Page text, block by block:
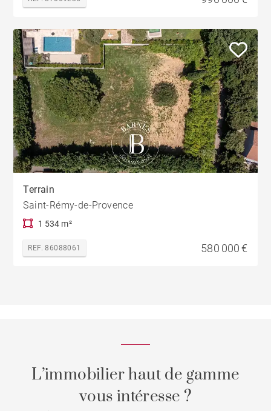
Terrain
Saint-Rémy-de-Provence
1 534 m²
REF. 86088061 580 000 €
L’immobilier haut de gamme
vous intéresse ?